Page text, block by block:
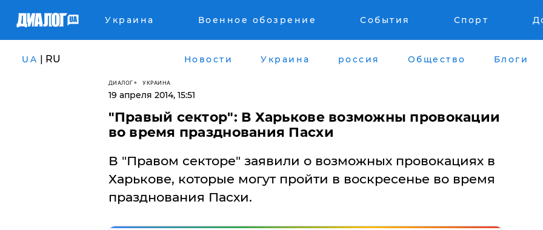
Украина Военное обозрение События Спорт
UA | RU Новости Украина россия Общество Блоги
ДИАЛОГ УКРАИНА
19 апреля 2014, 15:51
"Правый сектор": В Харькове возможны провокации
во время празднования Пасхи
В "Правом секторе" заявили о возможных провокациях в
Харькове, которые могут пройти в воскресенье во время
празднования Пасхи.